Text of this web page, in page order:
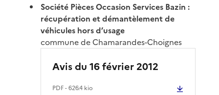
Société Pièces Occasion Services Bazin :
récupération et démantèlement de
véhicules hors d’usage
commune de Chamarandes-Choignes
Avis du 16 février 2012
PDF- 626.4 kio